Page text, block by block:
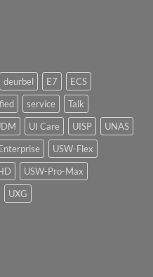
deurbel E7
ECS
service
Talk
UI Care UISP
UNAS
USW-Flex
USW-Pro-Max
UXG